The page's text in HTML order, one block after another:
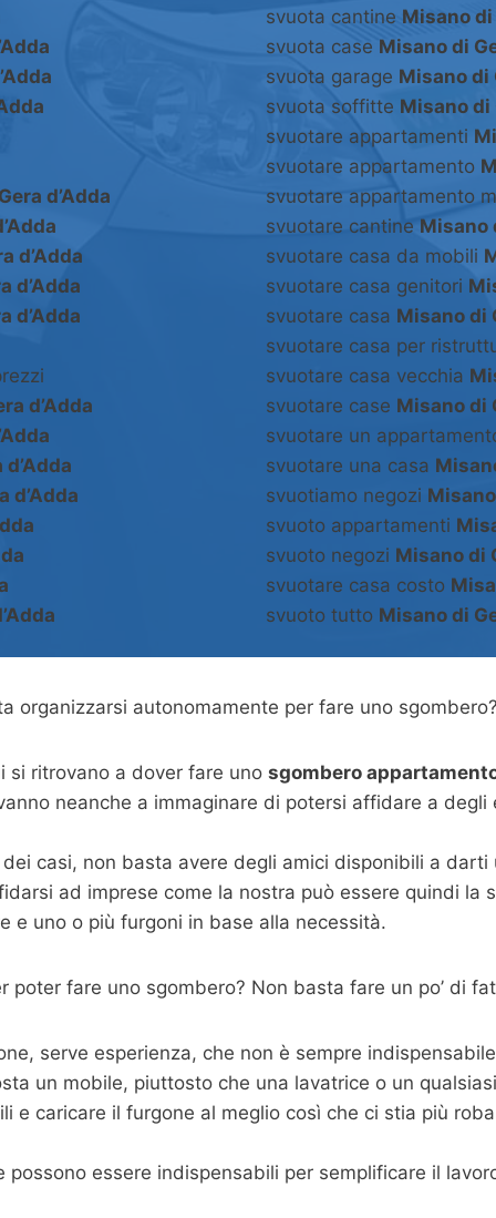
d’Adda
d’Adda
d’Adda
d’Adda
d’Adda
d’Adda
svuota cantine Misano di
svuota case Misano di
svuota garage Misano di
svuota soffitte Misano di
svuotare appartamenti
svuotare appartamento
svuotare appartamento
svuotare cantine Misano
svuotare casa da mobili
svuotare casa genitori
svuotare casa Misano di
svuotare casa per
svuotare casa vecchia
svuotare case Misano di
svuotare un
svuotare una casa
svuotiamo negozi
svuoto appartamenti
svuoto negozi Misano di
svuotare casa costo
svuoto tutto Misano di
organizzarsi autonomamente per fare uno
si ritrovano a dover fare uno sgombero
neanche a immaginare di potersi affidare a
casi, non basta avere degli amici disponibili a
ad imprese come la nostra può essere quindi la
e uno o più furgoni in base alla necessità.
poter fare uno sgombero? Non basta fare un po’ di
serve esperienza, che non è sempre
un mobile, piuttosto che una lavatrice o un
e caricare il furgone al meglio così che ci stia più
possono essere indispensabili per semplificare il